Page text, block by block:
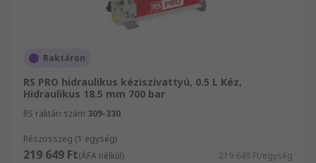
Raktáron
RS PRO hidraulikus kéziszivattyú, 0.5 L Kéz,
Hidraulikus 18.5 mm 700 bar
RS raktári szám 309-330
Részösszeg (1 egység)
219 649 Ft(ÁFA nélkül) 219 649 Ft/egység